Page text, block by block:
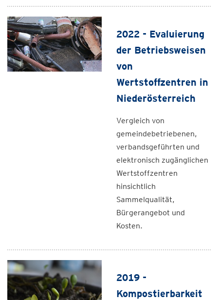
2022 - Evaluierung
der Betriebsweisen
von
Wertstoffzentren in
Niederösterreich
Vergleich von
gemeindebetriebenen,
verbandsgeführten und
elektronisch zugänglichen
Wertstoffzentren
hinsichtlich
Sammelqualität,
Bürgerangebot und
Kosten.
2019 -
Kompostierbarkeit